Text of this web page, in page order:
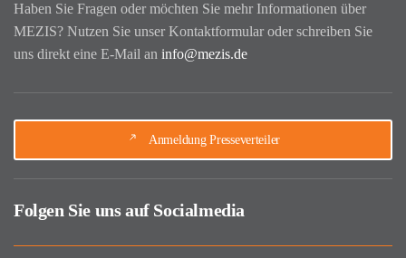
Haben Sie Fragen oder möchten Sie mehr Informationen über
MEZIS? Nutzen Sie unser Kontaktformular oder schreiben Sie
uns direkt eine E-Mail an info@mezis.de
Anmeldung Presseverteiler
Folgen Sie uns auf Socialmedia